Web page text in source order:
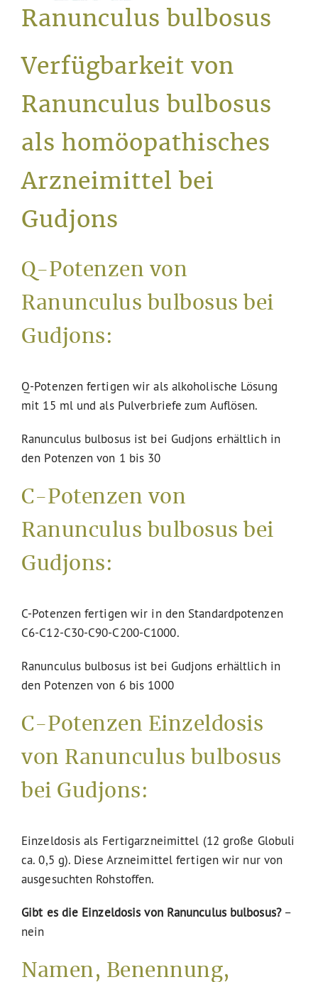
Ranunculus bulbosus
Verfügbarkeit von
Ranunculus bulbosus
als homöopathisches
Arzneimittel bei
Gudjons
Q-Potenzen von
Ranunculus bulbosus bei
Gudjons:
Q-Potenzen fertigen wir als alkoholische Lösung
mit 15 ml und als Pulverbriefe zum Auflösen.
Ranunculus bulbosus ist bei Gudjons erhältlich in
den Potenzen von 1 bis 30
C-Potenzen von
Ranunculus bulbosus bei
Gudjons:
C-Potenzen fertigen wir in den Standardpotenzen
C6-C12-C30-C90-C200-C1000.
Ranunculus bulbosus ist bei Gudjons erhältlich in
den Potenzen von 6 bis 1000
C-Potenzen Einzeldosis
von Ranunculus bulbosus
bei Gudjons:
Einzeldosis als Fertigarzneimittel (12 große Globuli
ca. 0,5 g). Diese Arzneimittel fertigen wir nur von
ausgesuchten Rohstoffen.
Gibt es die Einzeldosis von Ranunculus bulbosus?–
nein
Namen, Benennung,